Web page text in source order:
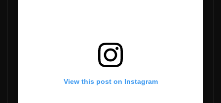
View this post on Instagram